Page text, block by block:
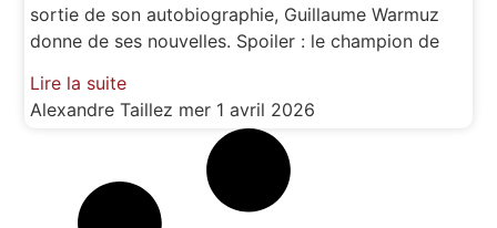
sortie de son autobiographie, Guillaume Warmuz
donne de ses nouvelles. Spoiler : le champion de
Lire la suite
Alexandre Taillez mer 1 avril 2026